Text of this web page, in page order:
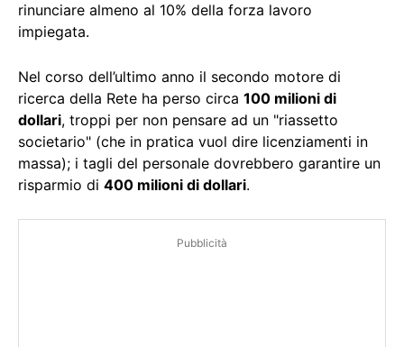
rinunciare almeno al 10% della forza lavoro
impiegata.
Nel corso dell’ultimo anno il secondo motore di
ricerca della Rete ha perso circa 100 milioni di
dollari, troppi per non pensare ad un "riassetto
societario" (che in pratica vuol dire licenziamenti in
massa); i tagli del personale dovrebbero garantire un
risparmio di 400 milioni di dollari.
Pubblicità